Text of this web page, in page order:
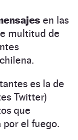
en las
multitud de
es la de
Twitter)
que
por el fuego.